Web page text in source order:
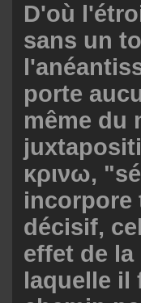
D'où
sans un
porte
même du
κρινω,
incorpore
décisif,
effet de
laquelle